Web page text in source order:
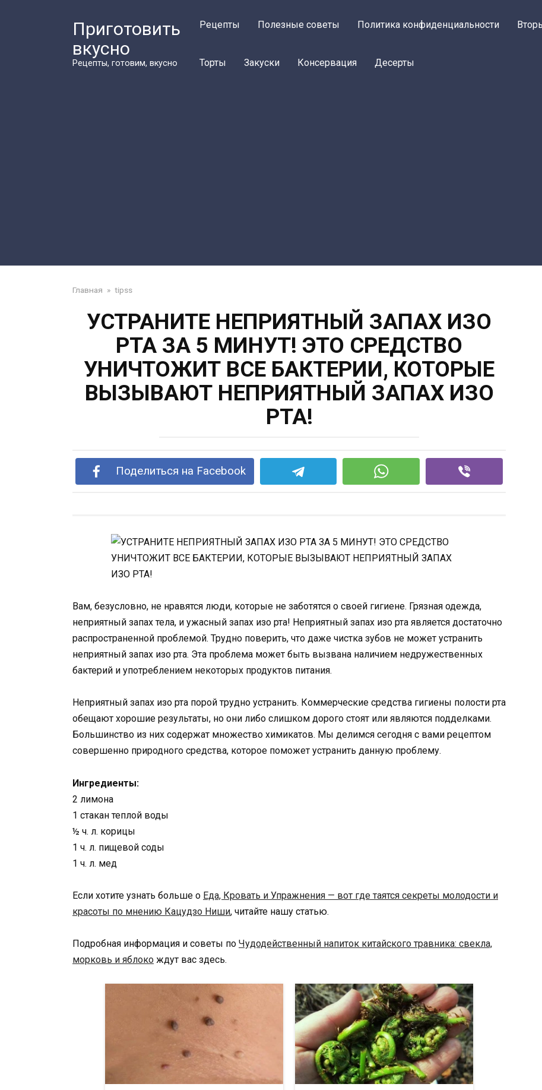
Приготовить
вкусно
Рецепты, готовим, вкусно
Рецепты Полезные советы Политика конфиденциальности
Торты Закуски Консервация Десерты
Главная » tipss
УСТРАНИТЕ НЕПРИЯТНЫЙ ЗАПАХ ИЗО
РТА ЗА 5 МИНУТ! ЭТО СРЕДСТВО
УНИЧТОЖИТ ВСЕ БАКТЕРИИ, КОТОРЫЕ
ВЫЗЫВАЮТ НЕПРИЯТНЫЙ ЗАПАХ ИЗО
РТА!
Поделиться на Facebook
Вам, безусловно, не нравятся люди, которые не заботятся о своей гигиене. Грязная одежда,
неприятный запах тела, и ужасный запах изо рта! Неприятный запах изо рта является достаточно
распространенной проблемой. Трудно поверить, что даже чистка зубов не может устранить
неприятный запах изо рта. Эта проблема может быть вызвана наличием недружественных
бактерий и употреблением некоторых продуктов питания.
Неприятный запах изо рта порой трудно устранить. Коммерческие средства гигиены полости рта
обещают хорошие результаты, но они либо слишком дорого стоят или являются подделками.
Большинство из них содержат множество химикатов. Мы делимся сегодня с вами рецептом
совершенно природного средства, которое поможет устранить данную проблему.
Ингредиенты:
2 лимона
1 стакан теплой воды
½ ч. л. корицы
1 ч. л. пищевой соды
1 ч. л. мед
Если хотите узнать больше о Еда, Кровать и Упражнения — вот где таятся секреты молодости и
красоты по мнению Кацудзо Ниши, читайте нашу статью.
Подробная информация и советы по Чудодейственный напиток китайского травника: свекла,
морковь и яблоко ждут вас здесь.